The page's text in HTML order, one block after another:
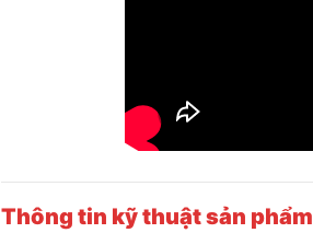
Thông tin kỹ thuật sản phẩm